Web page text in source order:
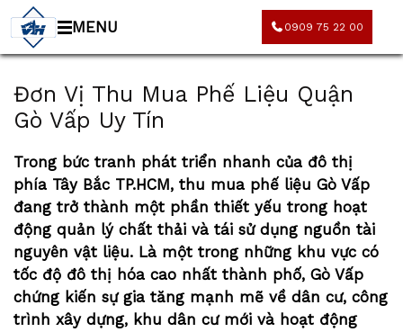
MENU 0909 75 22 00
Đơn Vị Thu Mua Phế Liệu Quận
Gò Vấp Uy Tín
Trong bức tranh phát triển nhanh của đô thị
phía Tây Bắc TP.HCM, thu mua phế liệu Gò Vấp
đang trở thành một phần thiết yếu trong hoạt
động quản lý chất thải và tái sử dụng nguồn tài
nguyên vật liệu. Là một trong những khu vực có
tốc độ đô thị hóa cao nhất thành phố, Gò Vấp
chứng kiến sự gia tăng mạnh mẽ về dân cư, công
trình xây dựng, khu dân cư mới và hoạt động